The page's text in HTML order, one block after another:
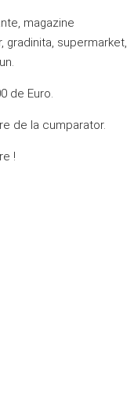
magazine
gradinita, supermarket,
de Euro.
de la cumparator.
!